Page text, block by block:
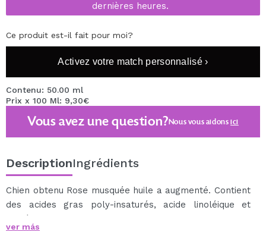
dernières heures.
Ce produit est-il fait pour moi?
Activez votre match personnalisé ›
Contenu: 50.00 ml
Prix x 100 Ml: 9,30€
Vous avez une question?Nous vous aidonsici
DescriptionIngrédients
Chien obtenu Rose musquée huile a augmenté. Contient
des acides gras poly-insaturés, acide linoléique et
linolénicos.Tiene principalement de haute valeur
nutritionnelle et des propriétés régénératrices
ver más